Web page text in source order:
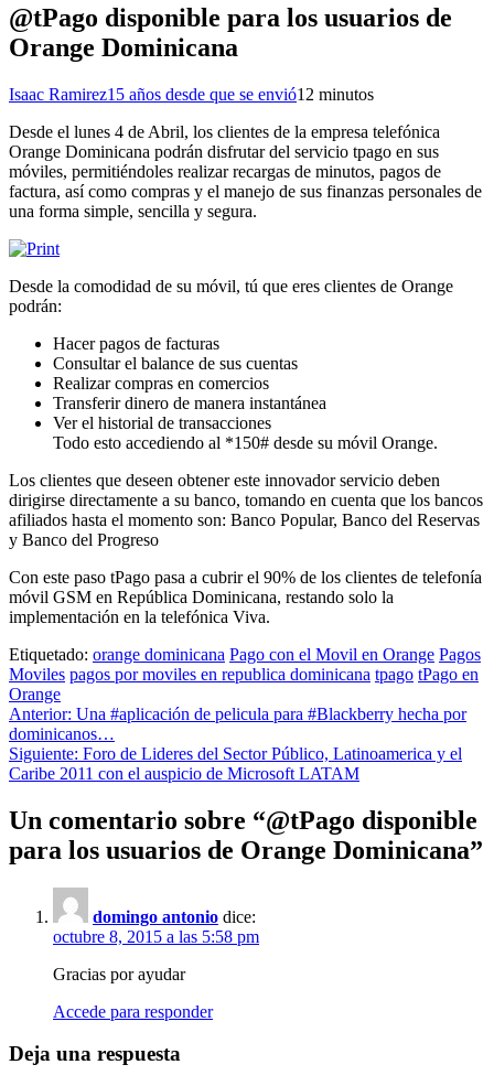
@tPago disponible para los usuarios de
Orange Dominicana
Isaac Ramirez15 años desde que se envió1 2 minutos
Desde el lunes 4 de Abril, los clientes de la empresa telefónica
Orange Dominicana podrán disfrutar del servicio tpago en sus
móviles, permitiéndoles realizar recargas de minutos, pagos de
factura, así como compras y el manejo de sus finanzas personales de
una forma simple, sencilla y segura.
Desde la comodidad de su móvil, tú que eres clientes de Orange
podrán:
Hacer pagos de facturas
Consultar el balance de sus cuentas
Realizar compras en comercios
Transferir dinero de manera instantánea
Ver el historial de transacciones
Todo esto accediendo al *150# desde su móvil Orange.
Los clientes que deseen obtener este innovador servicio deben
dirigirse directamente a su banco, tomando en cuenta que los bancos
afiliados hasta el momento son: Banco Popular, Banco del Reservas
y Banco del Progreso
Con este paso tPago pasa a cubrir el 90% de los clientes de telefonía
móvil GSM en República Dominicana, restando solo la
implementación en la telefónica Viva.
Etiquetado: orange dominicana Pago con el Movil en Orange Pagos
Moviles pagos por moviles en republica dominicana tpago tPago en
Orange
Navegación
de
entradas
Anterior: Una #aplicación de pelicula para #Blackberry hecha por
dominicanos…
Siguiente: Foro de Lideres del Sector Público, Latinoamerica y el
Caribe 2011 con el auspicio de Microsoft LATAM
Un comentario sobre “@tPago disponible
para los usuarios de Orange Dominicana”
domingo antonio dice:
octubre 8, 2015 a las 5:58 pm
Gracias por ayudar
Accede para responder
Deja una respuesta